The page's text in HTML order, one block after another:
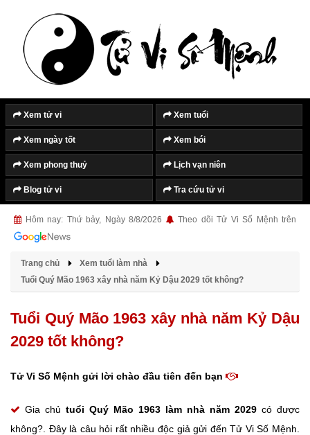
Xem tử vi Xem tuổi
Xem ngày tốt Xem bói
Xem phong thuỷ Lịch vạn niên
Blog tử vi Tra cứu tử vi
Hôm nay: Thứ bảy, Ngày 8/8/2026 Theo dõi Tử Vi Số Mệnh trên
Trang chủ
Xem tuổi làm nhà
Tuổi Quý Mão 1963 xây nhà năm Kỷ Dậu 2029 tốt không?
Tuổi Quý Mão 1963 xây nhà năm Kỷ Dậu
2029 tốt không?
Tử Vi Số Mệnh gửi lời chào đầu tiên đến bạn
Gia chủ tuổi Quý Mão 1963 làm nhà năm 2029 có được
không?. Đây là câu hỏi rất nhiều độc giả gửi đến Tử Vi Số Mệnh.